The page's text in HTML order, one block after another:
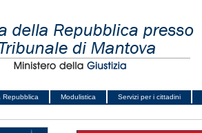
Repubblica Modulistica
Servizi per i cittadini